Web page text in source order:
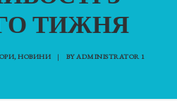
ТИЖНЯ
,НОВИНИ | BYADMINISTRATOR 1